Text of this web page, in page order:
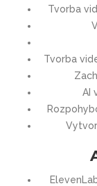
Tvorba
Tvorba
AI